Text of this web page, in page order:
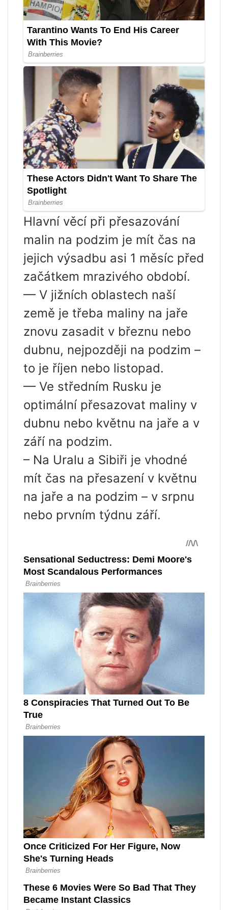
Hlavní věcí při přesazování
malin na podzim je mít čas na
jejich výsadbu asi 1 měsíc před
začátkem mrazivého období.
— V jižních oblastech naší
země je třeba maliny na jaře
znovu zasadit v březnu nebo
dubnu, nejpozději na podzim –
to je říjen nebo listopad.
— Ve středním Rusku je
optimální přesazovat maliny v
dubnu nebo květnu na jaře a v
září na podzim.
– Na Uralu a Sibiři je vhodné
mít čas na přesazení v květnu
na jaře a na podzim – v srpnu
nebo prvním týdnu září.